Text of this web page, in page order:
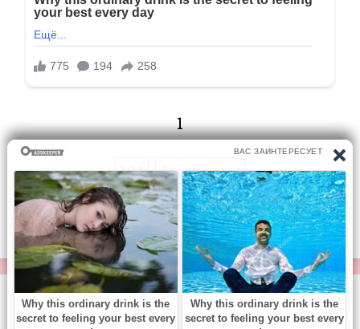
1
1/14 Следующая
Перейти на страницу:
© https://vse-knigi.org